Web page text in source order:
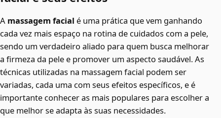
A massagem facial é uma prática que vem ganhando
cada vez mais espaço na rotina de cuidados com a pele,
sendo um verdadeiro aliado para quem busca melhorar
a firmeza da pele e promover um aspecto saudável. As
técnicas utilizadas na massagem facial podem ser
variadas, cada uma com seus efeitos específicos, e é
importante conhecer as mais populares para escolher a
que melhor se adapta às suas necessidades.